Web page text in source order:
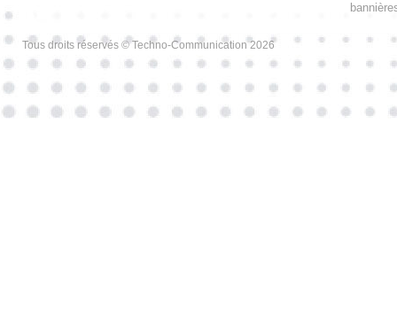
Tous droits réservés © Techno-Communication 2026